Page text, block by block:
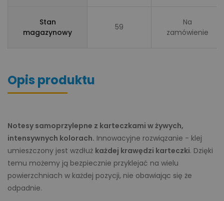
Stan
magazynowy
59
Na
zamówienie
Opis produktu
Notesy samoprzylepne z karteczkami w żywych,
intensywnych kolorach. Innowacyjne rozwiązanie - klej
umieszczony jest wzdłuż każdej krawędzi karteczki. Dzięki
temu możemy ją bezpiecznie przyklejać na wielu
powierzchniach w każdej pozycji, nie obawiając się że
odpadnie.